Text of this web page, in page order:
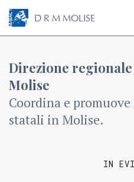
D R M MOLISE
Direzione
Molise
Coordina e
statali in Molise.
IN